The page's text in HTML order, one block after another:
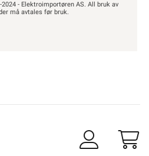
- Elektroimportøren AS. All bruk av
må avtales før bruk.